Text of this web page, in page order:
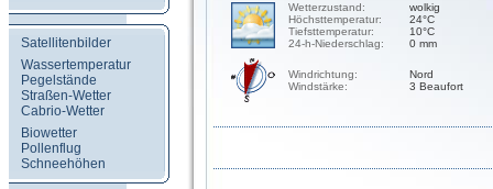
Satellitenbilder
Wassertemperatur
Pegelstände
Straßen-Wetter
Cabrio-Wetter
Biowetter
Pollenflug
Schneehöhen
Wetterzustand:
Höchsttemperatur:
Tiefsttemperatur:
24-h-Niederschlag:
wolkig
24°C
10°C
0 mm
Windrichtung:
Windstärke:
Nord
3 Beaufort